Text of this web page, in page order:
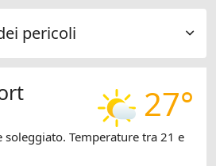
pericoli
27°
soleggiato. Temperature tra 21 e